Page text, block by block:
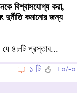
বিশ্বাসযোগ্য করা,
দুর্নীতি কমানোর জন্য
যে ৪৮টি প্রস্তাব...
১ টি
+০/-০